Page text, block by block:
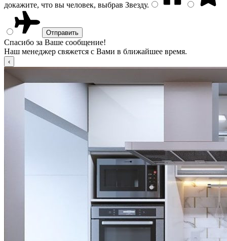
докажите, что вы человек, выбрав Звезду.
Спасибо за Ваше сообщение!
Наш менеджер свяжется с Вами в ближайшее время.